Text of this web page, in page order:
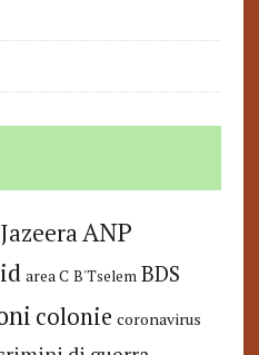
ANP
area C B'Tselem BDS
colonie coronavirus